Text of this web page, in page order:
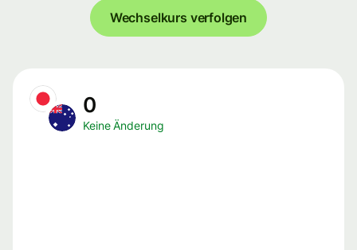
Wechselkurs verfolgen
0
Keine Änderung